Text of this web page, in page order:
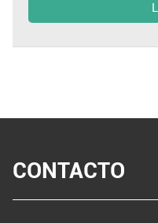
CONTACTO